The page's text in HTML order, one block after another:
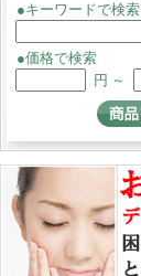
●キーワードで検索
●価格で検索
円 ～